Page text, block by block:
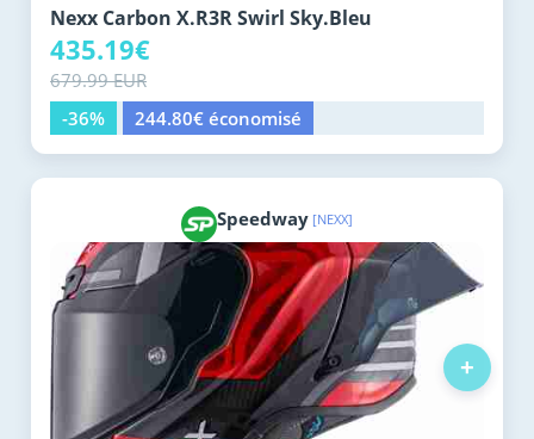
Nexx Carbon X.R3R Swirl Sky.Bleu
435.19€
679.99 EUR
-36%
244.80€ économisé
Speedway [NEXX]
+